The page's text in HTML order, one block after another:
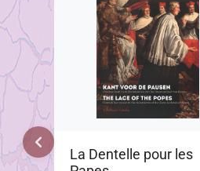
La Dentelle pour les